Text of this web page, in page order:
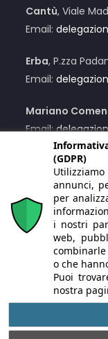
Cantù, Viale
Email:
Erba, P.zza
Email:
Mariano
Email:
Menaggio, Via
Email:
Su
Numero Unico:
© 2021 Copyright
(GDPR)
annunci,
per
i nostri
web,
o che
Puoi
nostra